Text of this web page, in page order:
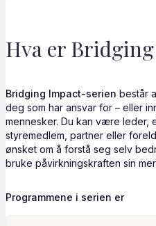
Hva er
Bridging Impact-serien består
deg som har ansvar for – eller
mennesker. Du kan være leder,
styremedlem, partner eller
ønsket om å forstå seg selv
bruke påvirkningskraften sin
Programmene i serien er